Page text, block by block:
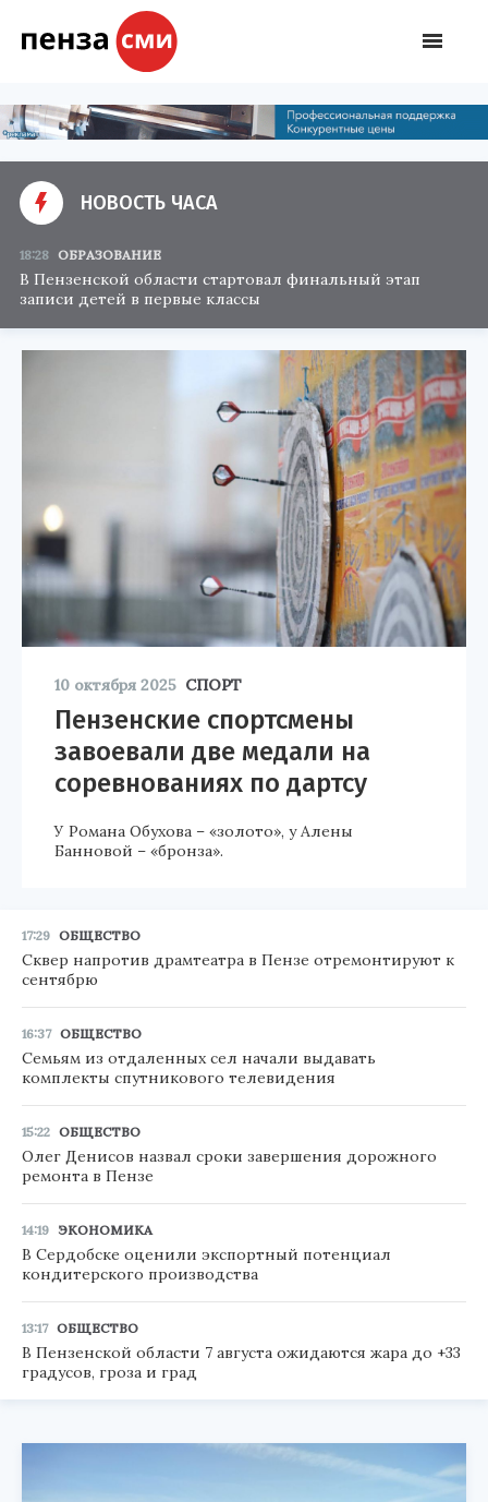
НОВОСТЬ ЧАСА
18:28 ОБРАЗОВАНИЕ
В Пензенской области стартовал финальный этап
записи детей в первые классы
10 октября 2025 СПОРТ
Пензенские спортсмены
завоевали две медали на
соревнованиях по дартсу
У Романа Обухова – «золото», у Алены
Банновой – «бронза».
17:29 ОБЩЕСТВО
Сквер напротив драмтеатра в Пензе отремонтируют к
сентябрю
16:37 ОБЩЕСТВО
Семьям из отдаленных сел начали выдавать
комплекты спутникового телевидения
15:22 ОБЩЕСТВО
Олег Денисов назвал сроки завершения дорожного
ремонта в Пензе
14:19 ЭКОНОМИКА
В Сердобске оценили экспортный потенциал
кондитерского производства
13:17 ОБЩЕСТВО
В Пензенской области 7 августа ожидаются жара до +33
градусов, гроза и град